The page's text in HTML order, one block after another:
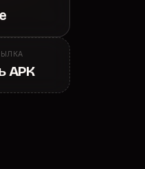
APK